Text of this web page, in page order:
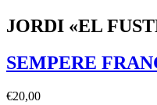
JORDI «EL
SEMPERE
€20,00